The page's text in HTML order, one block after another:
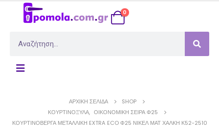
0
ΑΡΧΙΚΉ ΣΕΛΊΔΑ
SHOP
ΚΟΥΡΤΙΝΌΞΥΛΑ, ΟΙΚΟΝΟΜΙΚΉ ΣΕΙΡΆ Φ25
ΚΟΥΡΤΙΝΌΒΕΡΓΑ ΜΕΤΑΛΛΙΚΉ EXTRA ECO Φ25 ΝΊΚΕΛ ΜΑΤ ΧΆΛΚΗ Κ52-2510